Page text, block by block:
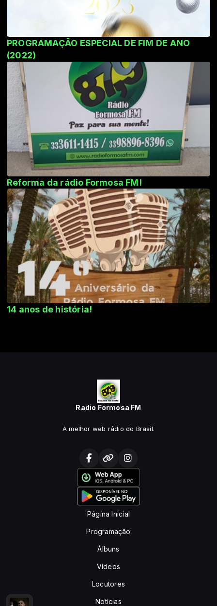
PROGRAMAÇÃO ESPECIAL DE FIM DE ANO
(2022)
Reforma da rádio Formosa FM!
14 anos de história!
Radio Formosa FM
A melhor web rádio do Brasil.
Página Inicial
Programação
Álbuns
Vídeos
Locutores
Notícias